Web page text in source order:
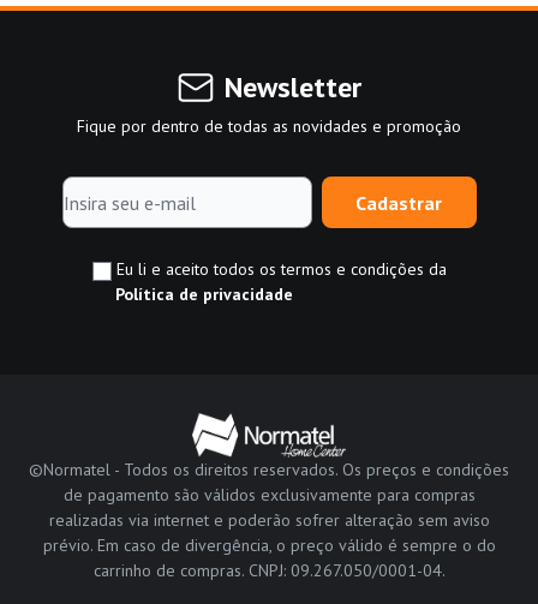
Newsletter
Fique por dentro de todas as novidades e promoção
Cadastrar
Eu li e aceito todos os termos e condições da
Política de privacidade
©Normatel - Todos os direitos reservados. Os preços e condições
de pagamento são válidos exclusivamente para compras
realizadas via internet e poderão sofrer alteração sem aviso
prévio. Em caso de divergência, o preço válido é sempre o do
carrinho de compras. CNPJ: 09.267.050/0001-04.